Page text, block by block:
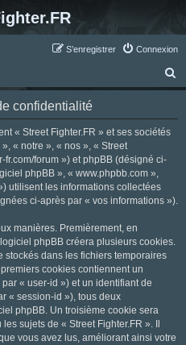
Connexion
S’enregistrer
e
confidentialité
« Street Fighter.FR » et ses sociétés
« notre », « nos », « Street
fr.com/forum ») et phpBB (désigné ci-
phpBB », « www.phpbb.com »,
utilisent les informations collectées
ci-après par « vos informations »).
manières. Premièrement, en
phpBB créera plusieurs cookies.
stockés dans les fichiers temporaires
cookies contiennent un
« user-id ») et un identifiant de
« session-id »), tous deux
phpBB. Un troisième cookie sera
sujets de « Street Fighter.FR ». Il
vous avez lus, améliorant ainsi votre